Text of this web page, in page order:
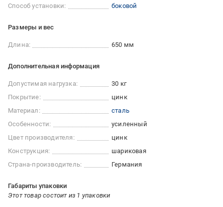
Способ установки:
боковой
Размеры и вес
Длина: 650 мм
Дополнительная информация
Допустимая нагрузка:
30 кг
Покрытие:
цинк
Материал:
сталь
Особенности:
усиленный
Цвет производителя:
цинк
Конструкция:
шариковая
Страна-производитель:
Германия
Габариты упаковки
Этот товар состоит из 1 упаковки